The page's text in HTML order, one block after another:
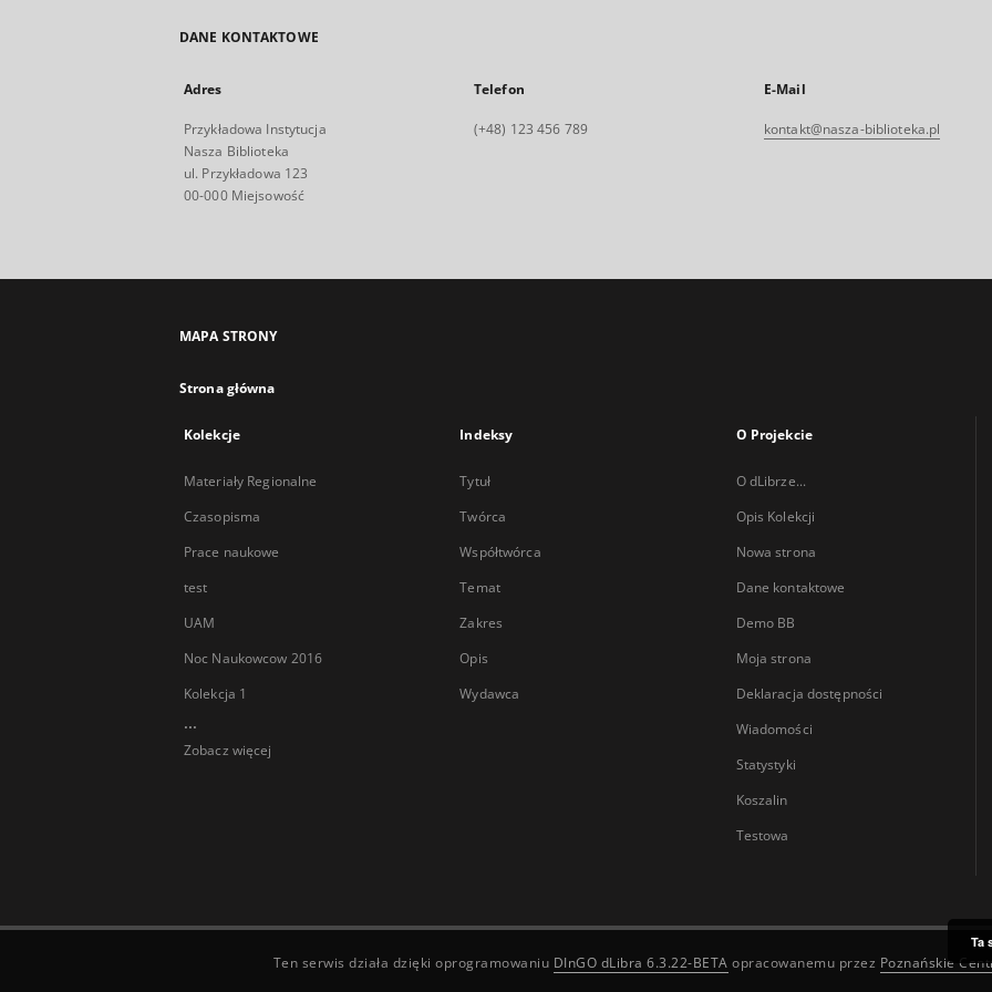
DANE KONTAKTOWE
Adres
Przykładowa Instytucja
Nasza Biblioteka
ul. Przykładowa 123
00-000 Miejsowość
Telefon
(+48) 123 456 789
E-Mail
kontakt@nasza-biblioteka.pl
MAPA STRONY
Strona główna
Kolekcje
Materiały Regionalne
Czasopisma
Prace naukowe
test
UAM
Noc Naukowcow 2016
Kolekcja 1
...
Zobacz więcej
Indeksy
Tytuł
Twórca
Współtwórca
Temat
Zakres
Opis
Wydawca
O Projekcie
O dLibrze...
Opis Kolekcji
Nowa strona
Dane kontaktowe
Demo BB
Moja strona
Deklaracja dostępności
Wiadomości
Statystyki
Koszalin
Testowa
Ten serwis działa dzięki oprogramowaniu DInGO dLibra 6.3.22-BETA opracowanemu przez Poznańskie
Ta